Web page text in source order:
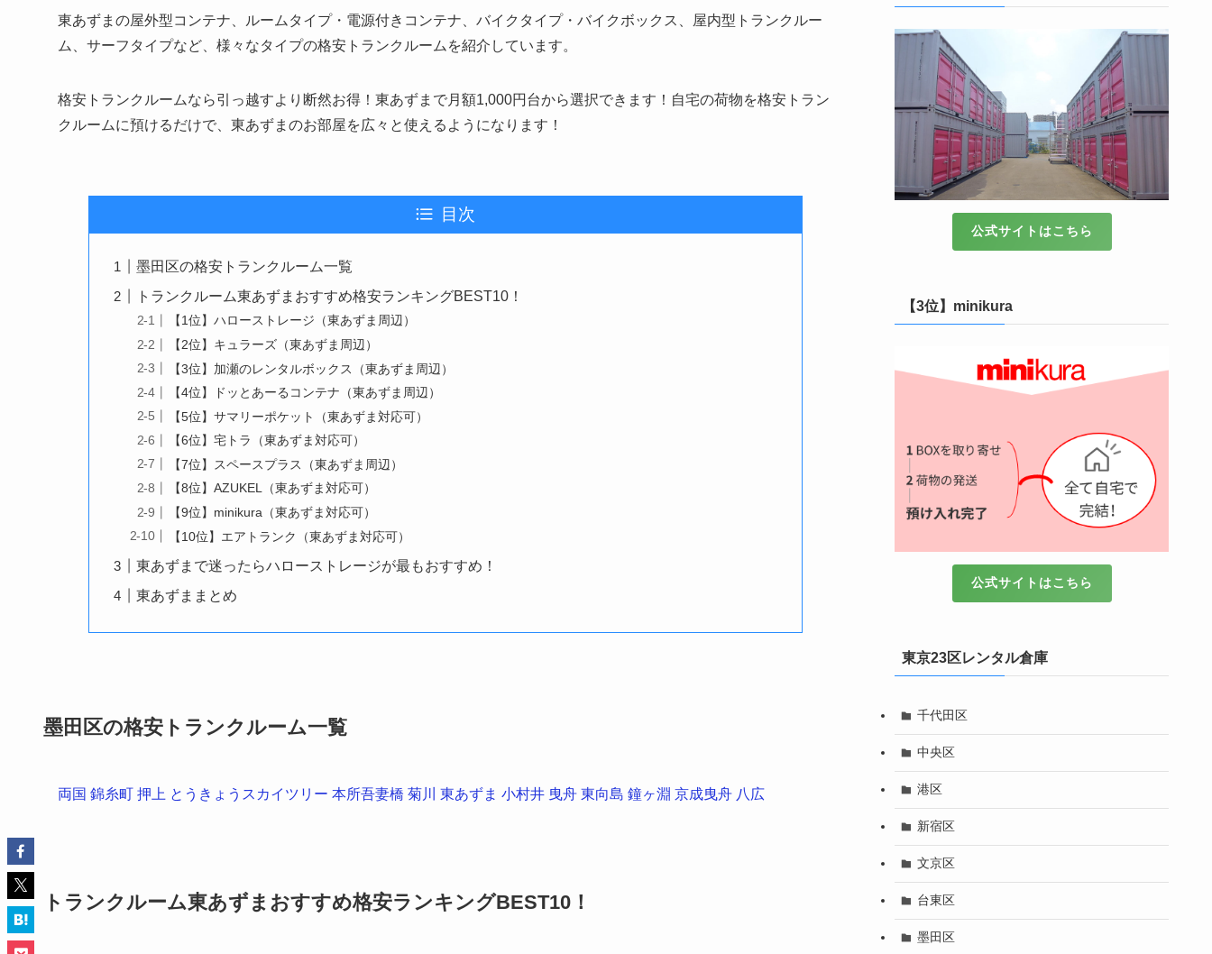
東あずまの屋外型コンテナ、ルームタイプ・電源付きコンテナ、バイクタイプ・バイクボックス、屋内型トランクルー
ム、サーフタイプなど、様々なタイプの格安トランクルームを紹介しています。
格安トランクルームなら引っ越すより断然お得！東あずまで月額1,000円台から選択できます！自宅の荷物を格安トラン
クルームに預けるだけで、東あずまのお部屋を広々と使えるようになります！
目次
墨田区の格安トランクルーム一覧
トランクルーム東あずまおすすめ格安ランキングBEST10！
【1位】ハローストレージ（東あずま周辺）
【2位】キュラーズ（東あずま周辺）
【3位】加瀬のレンタルボックス（東あずま周辺）
【4位】ドッとあーるコンテナ（東あずま周辺）
【5位】サマリーポケット（東あずま対応可）
【6位】宅トラ（東あずま対応可）
【7位】スペースプラス（東あずま周辺）
【8位】AZUKEL（東あずま対応可）
【9位】minikura（東あずま対応可）
【10位】エアトランク（東あずま対応可）
東あずまで迷ったらハローストレージが最もおすすめ！
東あずままとめ
墨田区の格安トランクルーム一覧
両国 錦糸町 押上 とうきょうスカイツリー 本所吾妻橋 菊川 東あずま 小村井 曳舟 東向島 鐘ヶ淵 京成曳舟 八広
トランクルーム東あずまおすすめ格安ランキングBEST10！
公式サイトはこちら
【3位】minikura
公式サイトはこちら
東京23区レンタル倉庫
千代田区
中央区
港区
新宿区
文京区
台東区
墨田区